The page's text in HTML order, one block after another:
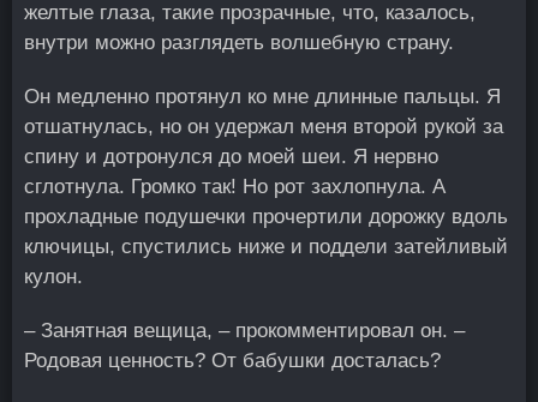
желтые глаза, такие прозрачные, что, казалось,
внутри можно разглядеть волшебную страну.
Он медленно протянул ко мне длинные пальцы. Я
отшатнулась, но он удержал меня второй рукой за
спину и дотронулся до моей шеи. Я нервно
сглотнула. Громко так! Но рот захлопнула. А
прохладные подушечки прочертили дорожку вдоль
ключицы, спустились ниже и поддели затейливый
кулон.
– Занятная вещица, – прокомментировал он. –
Родовая ценность? От бабушки досталась?